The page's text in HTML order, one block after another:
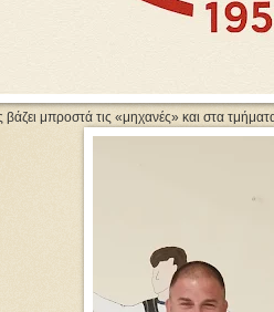
μπροστά τις «μηχανές» και στα